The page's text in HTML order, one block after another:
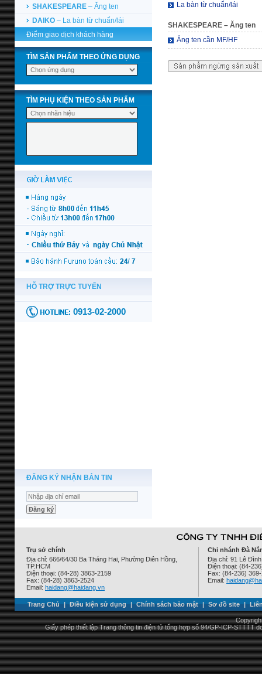
SHAKESPEARE – Ăng ten
DAIKO – La bàn từ chuẩn/lái
Điểm giao dịch khách hàng
TÌM SẢN PHẨM THEO ỨNG DỤNG
TÌM PHỤ KIỆN THEO SẢN PHẨM
ĐĂNG KÝ NHẬN BẢN TIN
La bàn từ chuẩn/lái
SHAKESPEARE – Ăng ten
Ăng ten cần MF/HF
Trụ sở chính
Địa chỉ: 666/64/30 Ba Tháng Hai, Phường Diên Hồng,
TP.HCM
Điện thoại: (84-28) 3863-2159
Fax: (84-28) 3863-2524
Email: haidang@haidang.vn
Chi nhánh Đà
Địa chỉ: 91 Lê
Điện thoại: (84-
Fax: (84-236)
Email:
Trang Chủ | Điều kiện sử dụng | Chính sách bảo mật | Sơ đồ site |
Giấy phép thiết lập Trang thông tin điện tử tổng hợp số 94/GP-ICP-STTTT